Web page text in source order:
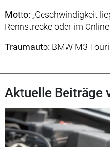
Motto: „Geschwindigkeit
Rennstrecke oder im
Traumauto: BMW M3
Aktuelle Beiträge